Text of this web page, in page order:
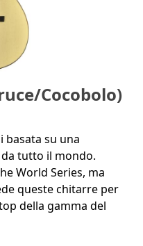
Cocobolo)
basata su una
tutto il mondo.
World Series, ma
queste chitarre per
della gamma del